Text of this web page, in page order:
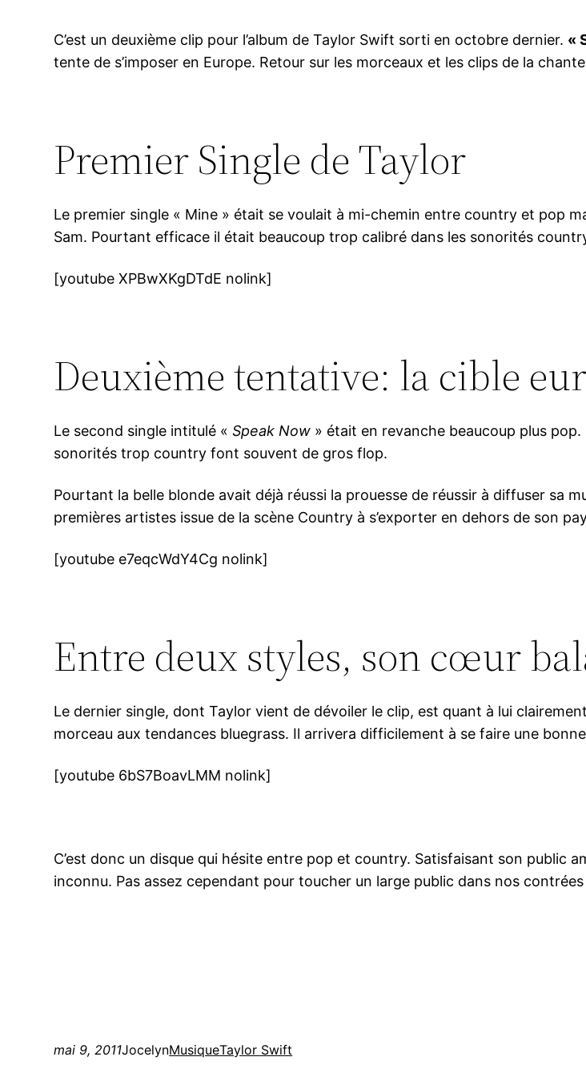
C’est un deuxième clip pour l’album de Taylor Swift sorti en octobre dernier. «
tente de s’imposer en Europe. Retour sur les morceaux et les clips de la
Premier Single de Taylor
Le premier single « Mine » était se voulait à mi-chemin entre country et pop
Sam. Pourtant efficace il était beaucoup trop calibré dans les sonorités
[youtube XPBwXKgDTdE nolink]
Deuxième tentative: la cible
Le second single intitulé «Speak Now » était en revanche beaucoup plus
sonorités trop country font souvent de gros flop.
Pourtant la belle blonde avait déjà réussi la prouesse de réussir à diffuser sa
premières artistes issue de la scène Country à s’exporter en dehors de son
[youtube e7eqcWdY4Cg nolink]
Entre deux styles, son cœur
Le dernier single, dont Taylor vient de dévoiler le clip, est quant à lui
morceau aux tendances bluegrass. Il arrivera difficilement à se faire une
[youtube 6bS7BoavLMM nolink]
C’est donc un disque qui hésite entre pop et country. Satisfaisant son public
inconnu. Pas assez cependant pour toucher un large public dans nos contrées
mai 9, 2011JocelynMusiqueTaylor Swift